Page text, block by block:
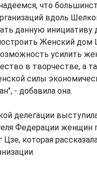
что
вдоль
данную инициативу
Женский дом
усилить
в творчестве, а
силы
- добавила она.
делегации
Федерации женщин
которая